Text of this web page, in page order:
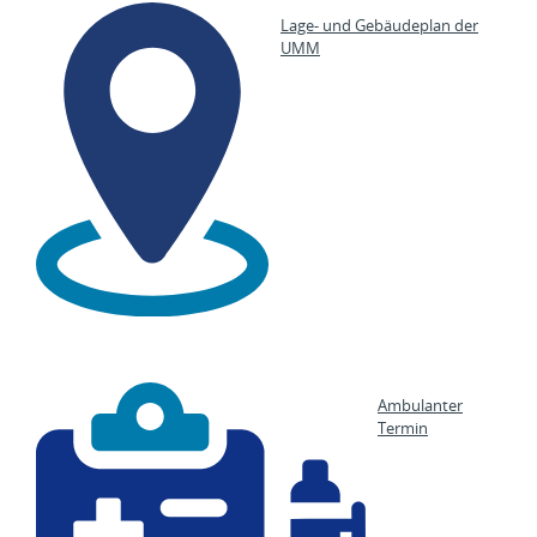
Lage- und Gebäudeplan der
UMM
Ambulanter
Termin